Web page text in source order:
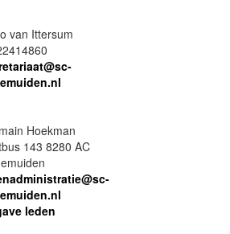
van Ittersum
Hoekman
143 8280 AC
leden